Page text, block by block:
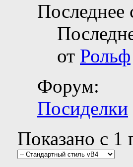
Последнее
от Рольф
Форум:
Посиделки
Показано с 1